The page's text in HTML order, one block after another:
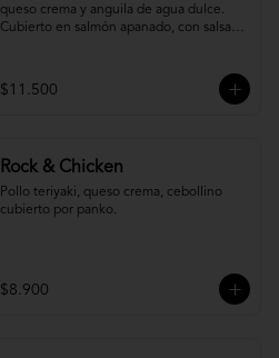
queso crema y anguila de agua dulce.
Cubierto en salmón apanado, con salsa
$11.500
Rock & Chicken
Pollo teriyaki, queso crema, cebollino
cubierto por panko.
$8.900